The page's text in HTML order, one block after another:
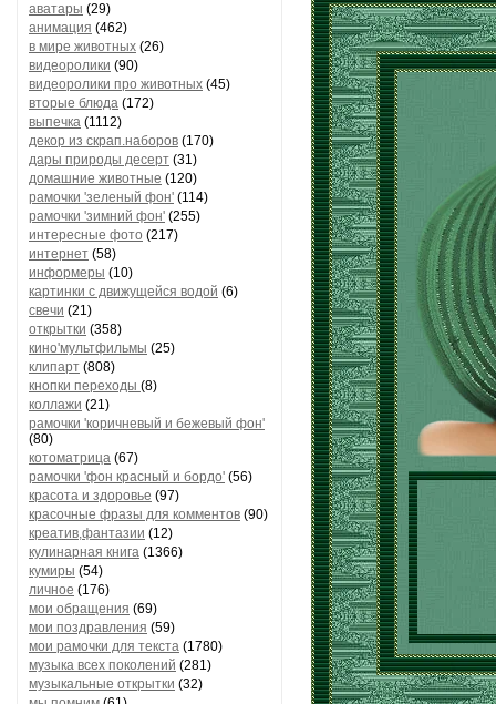
аватары (29)
анимация (462)
в мире животных (26)
видеоролики (90)
видеоролики про животных (45)
вторые блюда (172)
выпечка (1112)
декор из скрап.наборов (170)
дары природы десерт (31)
домашние животные (120)
рамочки 'зеленый фон' (114)
рамочки 'зимний фон' (255)
интересные фото (217)
интернет (58)
информеры (10)
картинки с движущейся водой (6)
свечи (21)
открытки (358)
кино'мультфильмы (25)
клипарт (808)
кнопки переходы (8)
коллажи (21)
рамочки 'коричневый и бежевый фон'
(80)
котоматрица (67)
рамочки 'фон красный и бордо' (56)
красота и здоровье (97)
красочные фразы для комментов (90)
креатив,фантазии (12)
кулинарная книга (1366)
кумиры (54)
личное (176)
мои обращения (69)
мои поздравления (59)
мои рамочки для текста (1780)
музыка всех поколений (281)
музыкальные открытки (32)